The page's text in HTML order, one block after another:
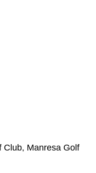
Club, Manresa Golf